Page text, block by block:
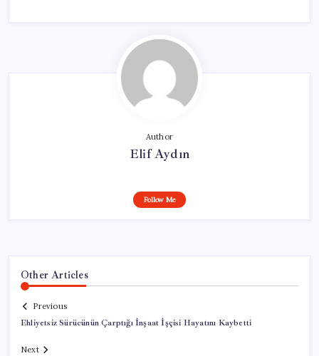
Author
Elif Aydın
Follow Me
Other Articles
Previous
Ehliyetsiz Sürücünün Çarptığı İnşaat İşçisi Hayatını Kaybetti
Next